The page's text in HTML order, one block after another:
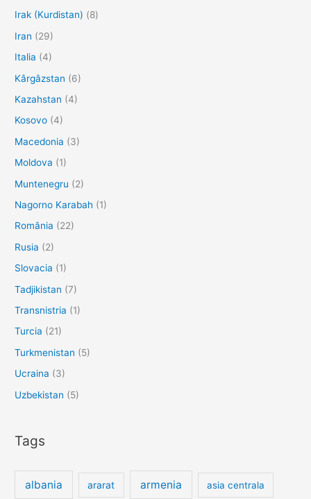
Irak (Kurdistan) (8)
Iran (29)
Italia (4)
Kârgâzstan (6)
Kazahstan (4)
Kosovo (4)
Macedonia (3)
Moldova (1)
Muntenegru (2)
Nagorno Karabah (1)
România (22)
Rusia (2)
Slovacia (1)
Tadjikistan (7)
Transnistria (1)
Turcia (21)
Turkmenistan (5)
Ucraina (3)
Uzbekistan (5)
Tags
albania ararat armenia asia centrala